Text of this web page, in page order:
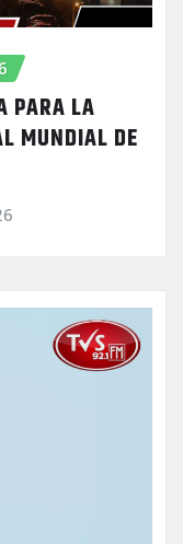
PARA LA
MUNDIAL DE